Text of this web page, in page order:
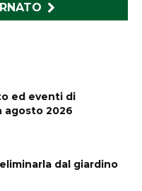
ed eventi di
agosto 2026
dal giardino